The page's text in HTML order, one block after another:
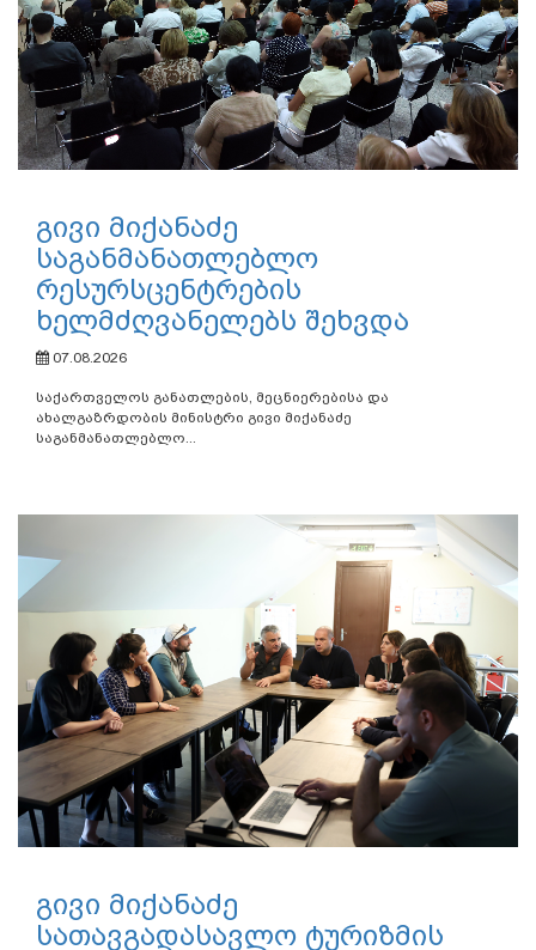
გივი მიქანაძე
საგანმანათლებლო
რესურსცენტრების
ხელმძღვანელებს შეხვდა
07.08.2026
საქართველოს განათლების, მეცნიერებისა და
ახალგაზრდობის მინისტრი გივი მიქანაძე
საგანმანათლებლო...
გივი მიქანაძე
სათავგადასავლო ტურიზმის